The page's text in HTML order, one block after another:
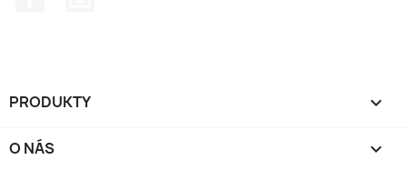
PRODUKTY 
O NÁS 